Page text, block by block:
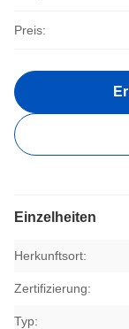
Preis:
Einzelheiten
Herkunftsort:
Zertifizierung:
Typ: